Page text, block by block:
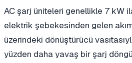
AC şarj üniteleri genellikle 7 kW
elektrik şebekesinden gelen
üzerindeki dönüştürücü
yüzden daha yavaş bir şarj